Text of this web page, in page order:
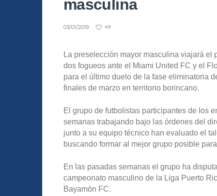
masculina
03/01/2019 49
La preselección mayor masculina viajará
dos fogueos ante el Miami United FC y el
para el último duelo de la fase eliminatoria
finales de marzo en territorio borincano.
El grupo de futbolistas participantes de los
semanas trabajando bajo las órdenes del
junto a su equipo técnico han evaluado el
buscando formar al mejor grupo posible
En las pasadas semanas el grupo ha
campeonato masculino de la Liga Puerto
Bayamón FC.